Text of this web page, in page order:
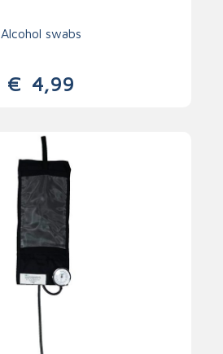
Alcohol swabs
€ 4,99